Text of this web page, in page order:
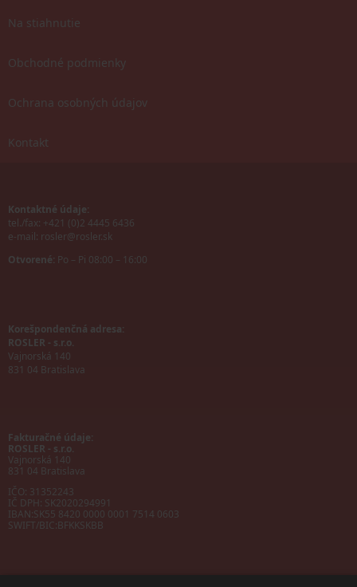
Na stiahnutie
Obchodné podmienky
Ochrana osobných údajov
Kontakt
Kontaktné údaje:
tel./fax: +421 (0)2 4445 6436
e-mail: rosler@rosler.sk
Otvorené: Po – Pi 08:00 – 16:00
Korešpondenčná adresa:
ROSLER - s.r.o.
Vajnorská 140
831 04 Bratislava
Fakturačné údaje:
ROSLER - s.r.o.
Vajnorská 140
831 04 Bratislava
IČO: 31352243
IČ DPH: SK2020294991
IBAN:SK55 8420 0000 0001 7514 0603
SWIFT/BIC:BFKKSKBB